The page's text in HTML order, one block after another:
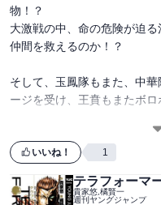
物！？
大激戦の中、命の危険が迫
仲間を救えるのか！？
そして、玉鳳隊もまた、中
ージを受け、王賁もまたボロ
紫伯の凄まじい半生も語ら
いが描かれています。
信と魏火龍のやりとりは、
る、一息つけそうなシーンで
いいね！ 1
テラフォーマ
貴家悠,橘賢一
週刊ヤングジャンプ